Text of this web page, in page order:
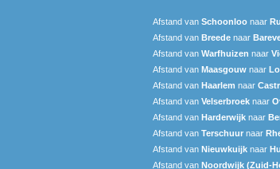
Afstand van Schoonloo naar
Afstand van Breede naar
Afstand van Warfhuizen naar
Afstand van Maasgouw naar
Afstand van Haarlem naar
Afstand van Velserbroek naar
Afstand van Harderwijk naar
Afstand van Terschuur naar
Afstand van Nieuwkuijk naar
Afstand van Noordwijk (Zuid-